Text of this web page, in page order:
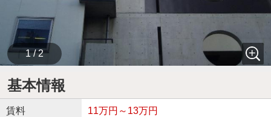
1 / 2
基本情報
賃料 11万円～13万円